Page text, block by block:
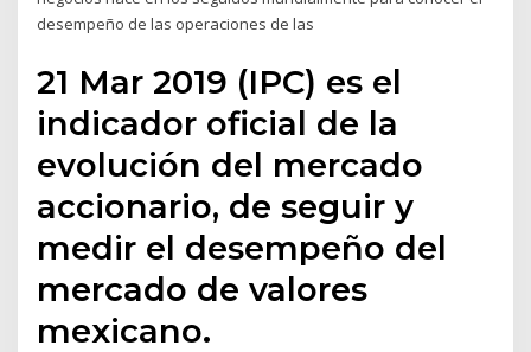
desempeño de las operaciones de las
21 Mar 2019 (IPC) es el
indicador oficial de la
evolución del mercado
accionario, de seguir y
medir el desempeño del
mercado de valores
mexicano.